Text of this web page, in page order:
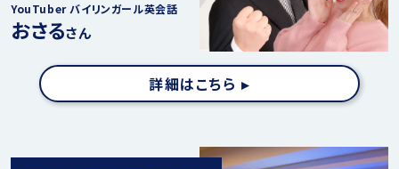
YouTuber バイリンガール英会話
おさるさん
詳細はこちら ▸